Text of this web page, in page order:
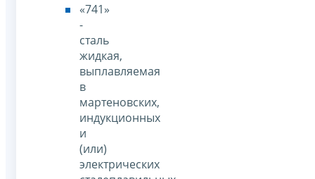
«741»
-
сталь
жидкая,
выплавляемая
в
мартеновских,
индукционных
и
(или)
электрических